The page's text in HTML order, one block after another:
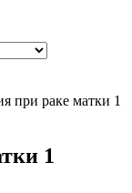
при раке матки 1
1